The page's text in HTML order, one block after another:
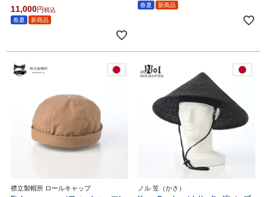
11,000
税込
春夏
新商品
春夏
新商品
襟立製帽所 ロールキャップ ノル 笠（かさ）